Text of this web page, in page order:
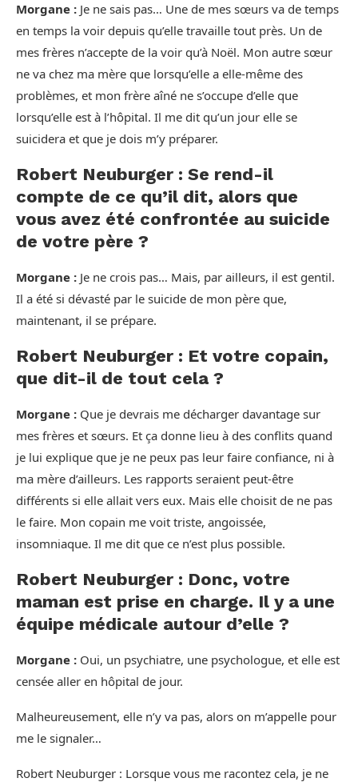
Morgane : Je ne sais pas… Une de mes sœurs va de temps
en temps la voir depuis qu’elle travaille tout près. Un de
mes frères n’accepte de la voir qu’à Noël. Mon autre sœur
ne va chez ma mère que lorsqu’elle a elle-même des
problèmes, et mon frère aîné ne s’occupe d’elle que
lorsqu’elle est à l’hôpital. Il me dit qu’un jour elle se
suicidera et que je dois m’y préparer.
Robert Neuburger : Se rend-il
compte de ce qu’il dit, alors que
vous avez été confrontée au suicide
de votre père ?
Morgane : Je ne crois pas… Mais, par ailleurs, il est gentil.
Il a été si dévasté par le suicide de mon père que,
maintenant, il se prépare.
Robert Neuburger : Et votre copain,
que dit-il de tout cela ?
Morgane : Que je devrais me décharger davantage sur
mes frères et sœurs. Et ça donne lieu à des conflits quand
je lui explique que je ne peux pas leur faire confiance, ni à
ma mère d’ailleurs. Les rapports seraient peut-être
différents si elle allait vers eux. Mais elle choisit de ne pas
le faire. Mon copain me voit triste, angoissée,
insomniaque. Il me dit que ce n’est plus possible.
Robert Neuburger : Donc, votre
maman est prise en charge. Il y a une
équipe médicale autour d’elle ?
Morgane : Oui, un psychiatre, une psychologue, et elle est
censée aller en hôpital de jour.
Malheureusement, elle n’y va pas, alors on m’appelle pour
me le signaler…
Robert Neuburger : Lorsque vous me racontez cela, je ne